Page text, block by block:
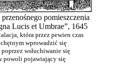
pomieszczenia
Lucis et Umbrae”, 1645
która przez pewien czas
wprowadzić się
wsłuchiwanie się
powoli pojawiający się